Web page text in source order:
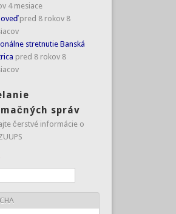
4 mesiace
pred 8 rokov 8
stretnutie Banská
pred 8 rokov 8
správ
čerstvé informácie o